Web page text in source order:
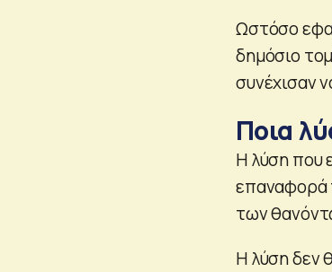
Ωστόσο
δημόσιο
συνέχισαν
Ποια
Η λύση που
επαναφορά
των
Η λύση δεν